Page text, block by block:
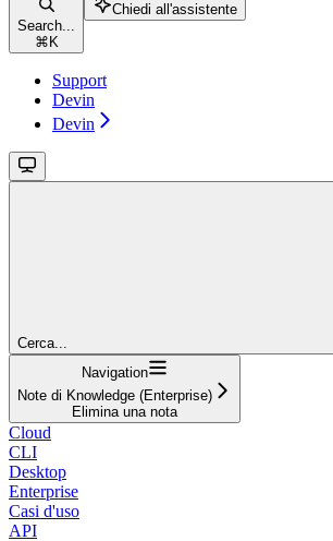
Search...
⌘ K
Chiedi all'assistente
Support
Devin
Devin
Cerca...
Navigation
Note di Knowledge (Enterprise)
Elimina una nota
Cloud
CLI
Desktop
Enterprise
Casi d'uso
API